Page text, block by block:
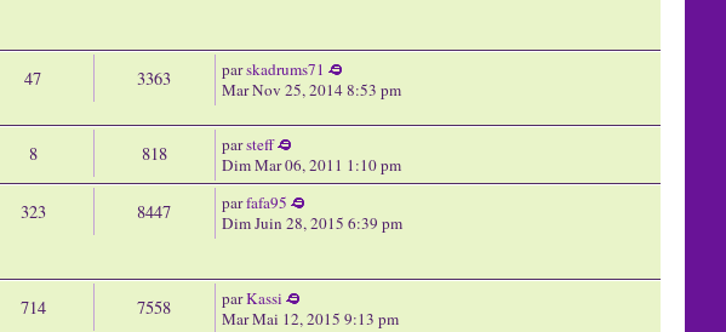
47 3363 parskadrums71
Mar Nov 25, 2014 8:53 pm
8 818 parsteff
Dim Mar 06, 2011 1:10 pm
323 8447 parfafa95
Dim Juin 28, 2015 6:39 pm
714 7558 parKassi
Mar Mai 12, 2015 9:13 pm